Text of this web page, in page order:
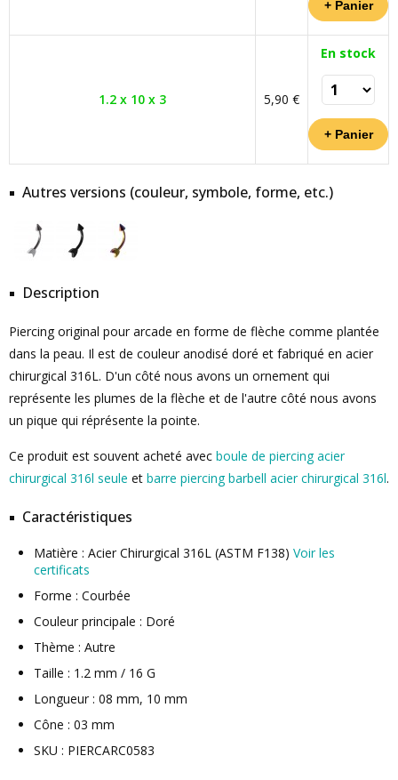
1.2 x 10 x 3 5,90 €
En stock
Autres versions (couleur, symbole, forme, etc.)
Description
Piercing original pour arcade en forme de flèche comme plantée
dans la peau. Il est de couleur anodisé doré et fabriqué en acier
chirurgical 316L. D'un côté nous avons un ornement qui
représente les plumes de la flèche et de l'autre côté nous avons
un pique qui réprésente la pointe.
Ce produit est souvent acheté avec boule de piercing acier
chirurgical 316l seule et barre piercing barbell acier chirurgical 316l.
Caractéristiques
Matière : Acier Chirurgical 316L (ASTM F138) Voir les
certificats
Forme : Courbée
Couleur principale : Doré
Thème : Autre
Taille : 1.2 mm / 16 G
Longueur : 08 mm, 10 mm
Cône : 03 mm
SKU : PIERCARC0583